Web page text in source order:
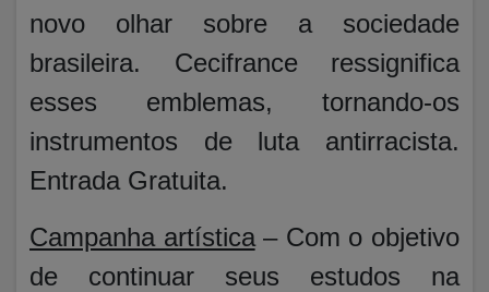
novo olhar sobre a sociedade
brasileira. Cecifrance ressignifica
esses emblemas, tornando-os
instrumentos de luta antirracista.
Entrada Gratuita.
Campanha artística– Com o objetivo
de continuar seus estudos na